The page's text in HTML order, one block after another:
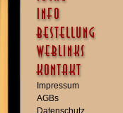
Impressum
AGBs
Datenschutz